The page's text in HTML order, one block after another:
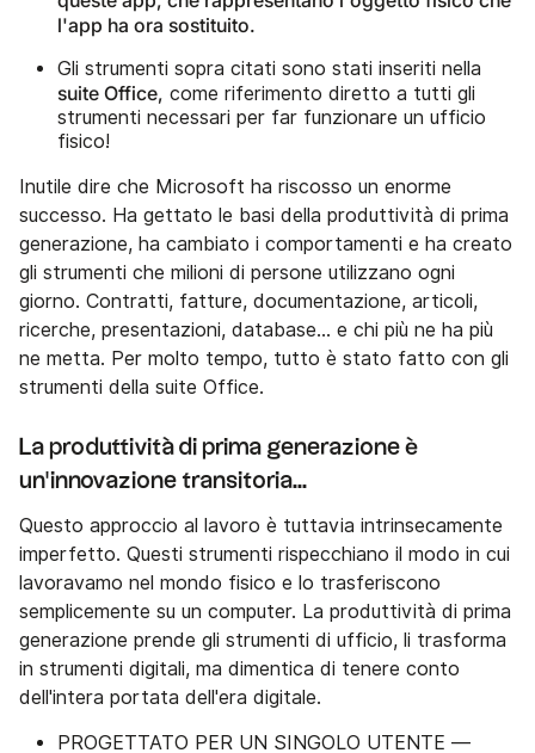
l'app ha ora sostituito.
Gli strumenti sopra citati sono stati inseriti nella
suite Office, come riferimento diretto a tutti gli
strumenti necessari per far funzionare un ufficio
fisico!
Inutile dire che Microsoft ha riscosso un enorme
successo. Ha gettato le basi della produttività di prima
generazione, ha cambiato i comportamenti e ha creato
gli strumenti che milioni di persone utilizzano ogni
giorno. Contratti, fatture, documentazione, articoli,
ricerche, presentazioni, database... e chi più ne ha più
ne metta. Per molto tempo, tutto è stato fatto con gli
strumenti della suite Office.
La produttività di prima generazione è
un'innovazione transitoria...
Questo approccio al lavoro è tuttavia intrinsecamente
imperfetto. Questi strumenti rispecchiano il modo in cui
lavoravamo nel mondo fisico e lo trasferiscono
semplicemente su un computer. La produttività di prima
generazione prende gli strumenti di ufficio, li trasforma
in strumenti digitali, ma dimentica di tenere conto
dell'intera portata dell'era digitale.
PROGETTATO PER UN SINGOLO UTENTE —